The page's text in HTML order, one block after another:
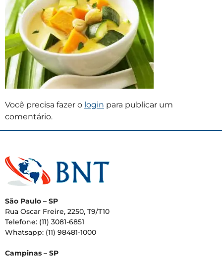
Você precisa fazer o login para publicar um
comentário.
São Paulo – SP
Rua Oscar Freire, 2250, T9/T10
Telefone: (11) 3081-6851
Whatsapp: (11) 98481-1000
Campinas – SP